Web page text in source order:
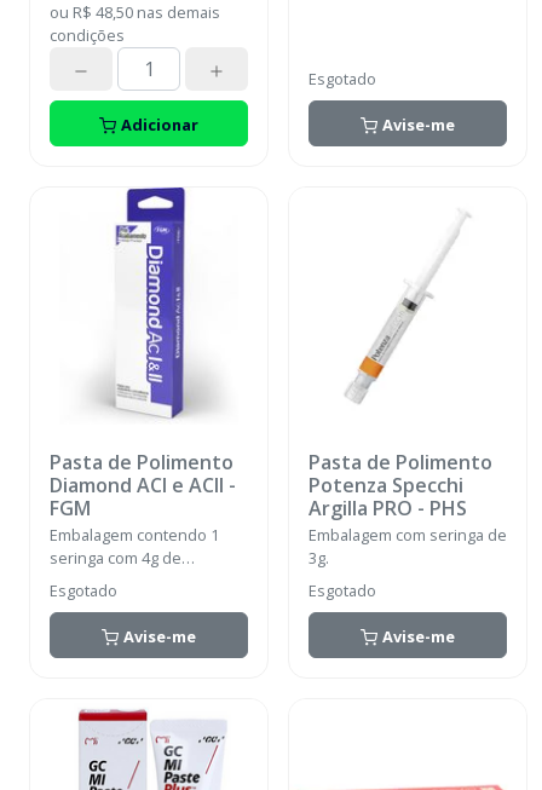
ou R$ 48,50 nas demais
condições
Adicionar
Esgotado
Avise-me
Pasta de Polimento
Diamond ACI e ACII -
FGM
Embalagem contendo 1
seringa com 4g de
Diamond ACI, 1 seringa
com 4g de Diamond ACII.
Esgotado
Avise-me
Pasta de Polimento
Potenza Specchi
Argilla PRO - PHS
Embalagem com seringa de
3g.
Esgotado
Avise-me